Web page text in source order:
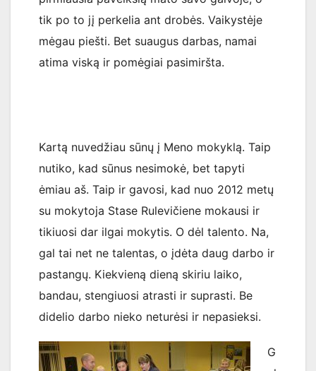
tik po to jį perkelia ant drobės. Vaikystėje
mėgau piešti. Bet suaugus darbas, namai
atima viską ir pomėgiai pasimiršta.
Kartą nuvedžiau sūnų į Meno mokyklą. Taip
nutiko, kad sūnus nesimokė, bet tapyti
ėmiau aš. Taip ir gavosi, kad nuo 2012 metų
su mokytoja Stase Rulevičiene mokausi ir
tikiuosi dar ilgai mokytis. O dėl talento. Na,
gal tai net ne talentas, o įdėta daug darbo ir
pastangų. Kiekvieną dieną skiriu laiko,
bandau, stengiuosi atrasti ir suprasti. Be
didelio darbo nieko neturėsi ir nepasieksi.
G